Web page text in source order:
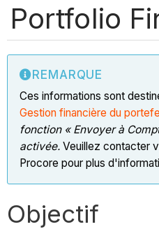
Portfolio
REMARQUE
Ces informations sont
Gestion financière du
fonction « Envoyer à
activée.Veuillez contacter
Procore pour plus
Objectif